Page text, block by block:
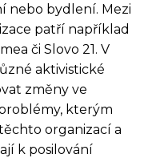
nebo bydlení. Mezi
patří například
či Slovo 21. V
aktivistické
změny ve
kterým
organizací a
k posilování